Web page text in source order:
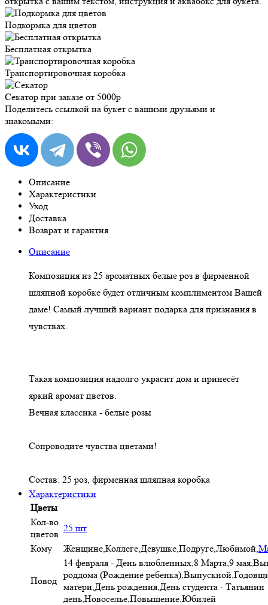
Подкормка для цветов
Бесплатная открытка
Транспортировочная коробка
Секатор при заказе от 5000р
Поделитесь ссылкой на букет с вашими друзьями и
знакомыми:
Описание
Характеристики
Уход
Доставка
Возврат и гарантия
Описание
Композиция из 25 ароматных белые роз в фирменной
шляпной коробке будет отличным комплиментом Вашей
даме! Самый лучший вариант подарка для признания в
чувствах.
Такая композиция надолго украсит дом и принесёт
яркий аромат цветов.
Вечная классика - белые розы
Сопроводите чувства цветами!
Состав: 25 роз, фирменная шляпная коробка
Характеристики
Цветы
Кол-во
цветов
25 шт
Кому
Женщине,Коллеге,Девушке,Подруге,Любимой,
Повод
14 февраля - День влюбленных,8 Марта,9
роддома (Рождение
матери,День рождения,День студента - Татьянин
день,Новоселье,Повышение,Юбилей